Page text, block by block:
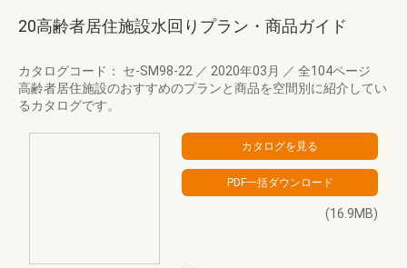
20高齢者居住施設水回りプラン・商品ガイド
カタログコード： セ-SM98-22 ／ 2020年03月 ／ 全104ページ
高齢者居住施設のおすすめのプランと商品を空間別に紹介してい
るカタログです。
(16.9MB)